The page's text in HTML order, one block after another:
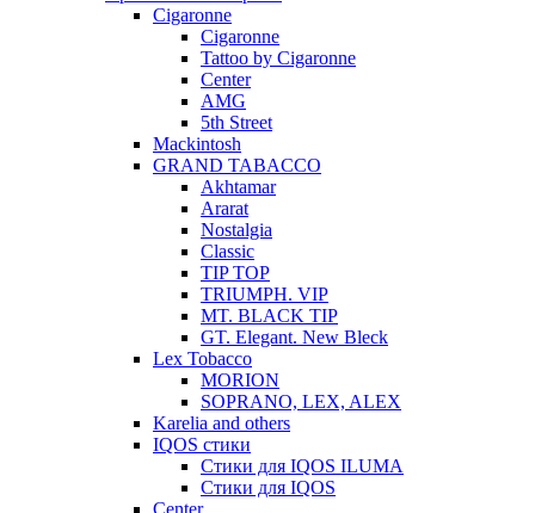
Cigaronne
Cigaronne
Tattoo by Cigaronne
Center
AMG
5th Street
Mackintosh
GRAND TABACCO
Akhtamar
Ararat
Nostalgia
Classic
TIP TOP
TRIUMPH. VIP
MT. BLACK TIP
GT. Elegant. New Bleck
Lex Tobacco
MORION
SOPRANO, LEX, ALEX
Karelia and others
IQOS стики
Стики для IQOS ILUMA
Стики для IQOS
Сenter